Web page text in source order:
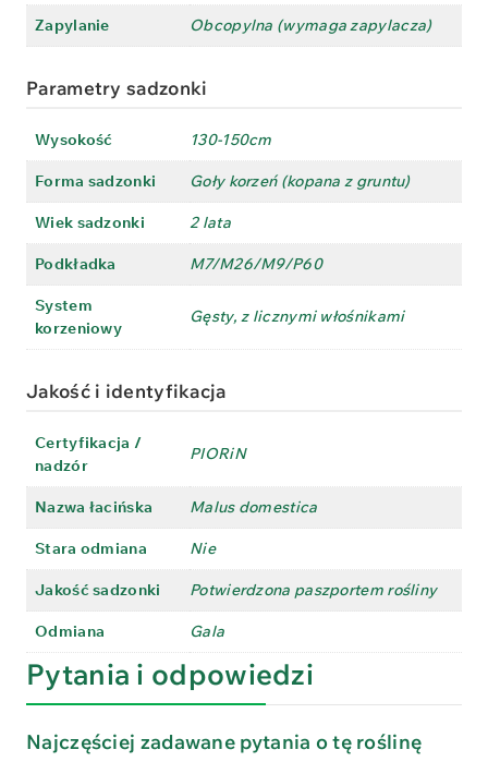
Zapylanie
Obcopylna (wymaga zapylacza)
Parametry sadzonki
Wysokość 130-150cm
Forma sadzonki Goły korzeń (kopana z gruntu)
Wiek sadzonki 2 lata
Podkładka M7/M26/M9/P60
System
korzeniowy
Gęsty, z licznymi włośnikami
Jakość i identyfikacja
Certyfikacja /
nadzór
PIORiN
Nazwa łacińska Malus domestica
Stara odmiana Nie
Jakość sadzonki Potwierdzona paszportem rośliny
Odmiana Gala
Pytania i odpowiedzi
Najczęściej zadawane pytania o tę roślinę